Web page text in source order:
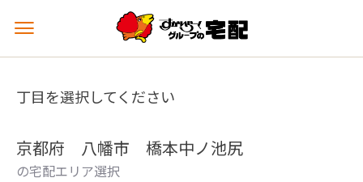
メ
ュ
を
丁目を選択してください
京都府 八幡市 橋本中ノ池尻
の宅配エリア選択